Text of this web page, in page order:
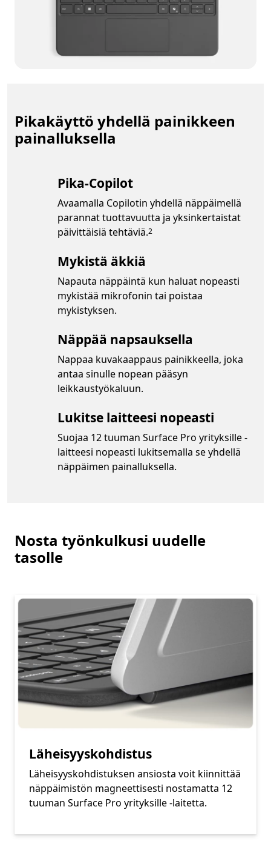
Pikakäyttö yhdellä painikkeen
painalluksella
Pika-Copilot
Avaamalla Copilotin yhdellä näppäimellä
parannat tuottavuutta ja yksinkertaistat
päivittäisiä tehtäviä.
Footnote
2
Mykistä äkkiä
Napauta näppäintä kun haluat nopeasti
mykistää mikrofonin tai poistaa
mykistyksen.
Näppää napsauksella
Nappaa kuvakaappaus painikkeella, joka
antaa sinulle nopean pääsyn
leikkaustyökaluun.
Lukitse laitteesi nopeasti
Suojaa 12 tuuman Surface Pro yrityksille -
laitteesi nopeasti lukitsemalla se yhdellä
näppäimen painalluksella.
Nosta työnkulkusi uudelle
tasolle
Läheisyyskohdistus
Läheisyyskohdistuksen ansiosta voit kiinnittää
näppäimistön magneettisesti nostamatta 12
tuuman Surface Pro yrityksille -laitetta.